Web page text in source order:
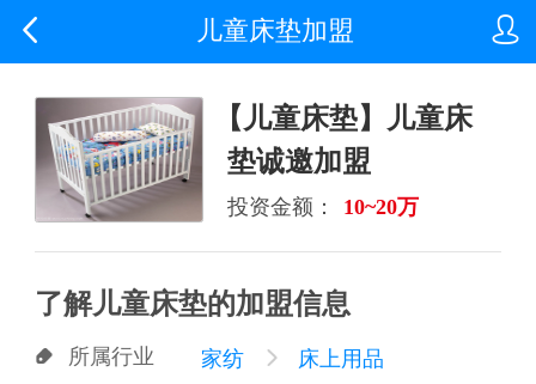

 儿童床垫加盟
【儿童床垫】儿童床
垫诚邀加盟
投资金额： 10~20万
了解儿童床垫的加盟信息
 所属行业 家纺  床上用品